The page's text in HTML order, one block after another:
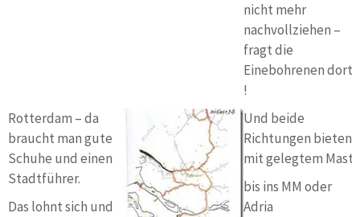
nicht mehr
nachvollziehen –
fragt die
Einebohrenen dort
!
Rotterdam – da
braucht man gute
Schuhe und einen
Stadtführer.
Das lohnt sich und
Und beide
Richtungen bieten
mit gelegtem Mast
bis ins MM oder
Adria